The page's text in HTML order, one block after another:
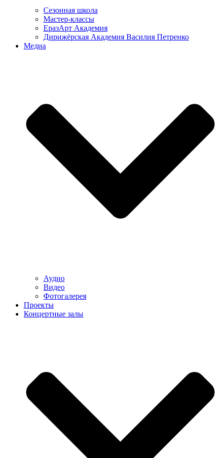
Сезонная школа
Мастер-классы
ЕразАрт Академия
Дирижёрская Академия Василия Петренко
Медиа
Аудио
Видео
Фотогалерея
Проекты
Концертные залы